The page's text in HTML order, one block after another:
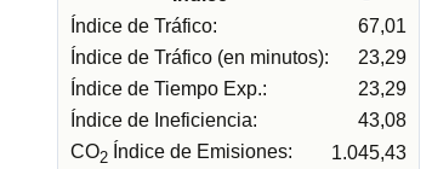
Índice de Tráfico:
67,01
Índice de Tráfico (en minutos):
23,29
Índice de Tiempo Exp.:
23,29
Índice de Ineficiencia:
43,08
CO2 Índice de Emisiones: 1.045,43